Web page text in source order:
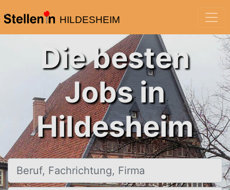
HILDESHEIM
Die besten
Jobs in
Hildesheim
Beruf, Fachrichtung, Firma